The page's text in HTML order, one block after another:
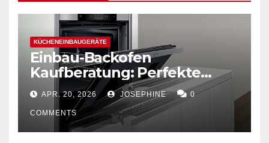
KÜCHENEINBAUGERÄTE
Einbau-Backofen
Kaufberatung: Perfekte
Kombination von Funktion
und Design
APR. 20, 2026 JOSEPHINE 0
COMMENTS